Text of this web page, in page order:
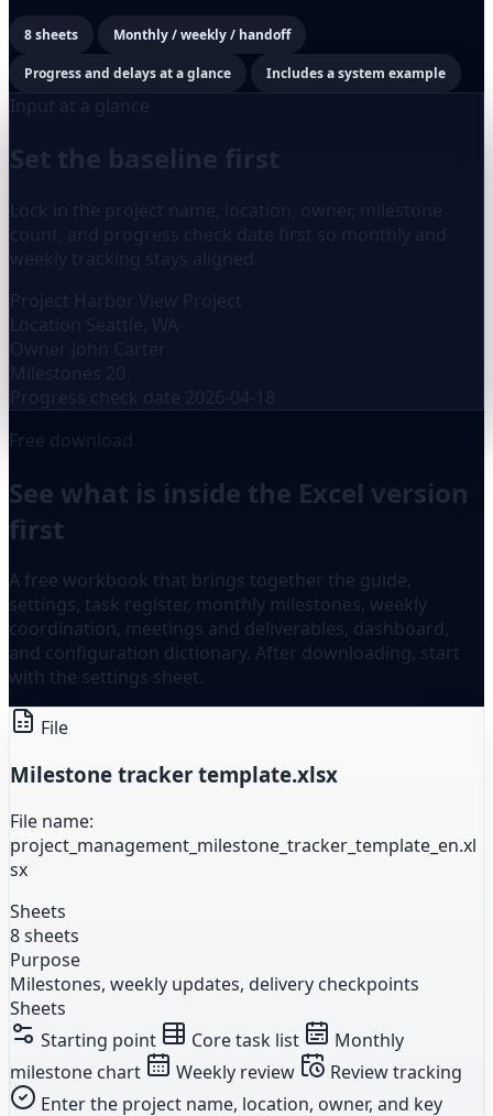
8 sheets Monthly / weekly / handoff
Progress and delays at a glance Includes a system example
Input at a glance
Set the baseline first
Lock in the project name, location, owner, milestone
count, and progress check date first so monthly and
weekly tracking stays aligned.
Project
Harbor View Project
Location
Seattle, WA
Owner
John Carter
Milestones
20
Progress check date 2026-04-18
Free download
See what is inside the Excel version
first
A free workbook that brings together the guide,
settings, task register, monthly milestones, weekly
coordination, meetings and deliverables, dashboard,
and configuration dictionary. After downloading, start
with the settings sheet.
File
Milestone tracker template.xlsx
File name:
project_management_milestone_tracker_template_en.xl
sx
Sheets
8 sheets
Purpose
Milestones, weekly updates, delivery checkpoints
Sheets
Starting point
Core task list
Monthly
milestone chart
Weekly review
Review tracking
Enter the project name, location, owner, and key